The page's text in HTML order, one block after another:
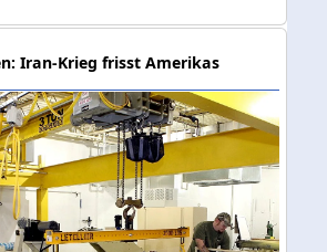
Iran-Krieg frisst Amerikas